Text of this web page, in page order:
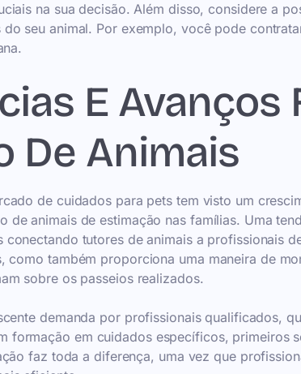
na sua decisão. Além disso, considere a
do seu animal. Por exemplo, você pode
E Avanços
De Animais
de cuidados para pets tem visto um
de animais de estimação nas famílias. Uma
conectando tutores de animais a profissionais
como também proporciona uma maneira de
sobre os passeios realizados.
demanda por profissionais qualificados,
formação em cuidados específicos, primeiros
faz toda a diferença, uma vez que